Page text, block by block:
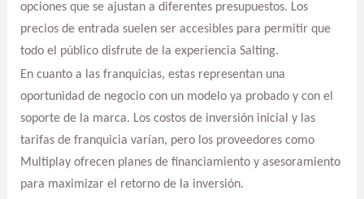
opciones que se ajustan a diferentes presupuestos. Los
precios de entrada suelen ser accesibles para permitir que
todo el público disfrute de la experiencia Salting.
En cuanto a las franquicias, estas representan una
oportunidad de negocio con un modelo ya probado y con el
soporte de la marca. Los costos de inversión inicial y las
tarifas de franquicia varían, pero los proveedores como
Multiplay ofrecen planes de financiamiento y asesoramiento
para maximizar el retorno de la inversión.